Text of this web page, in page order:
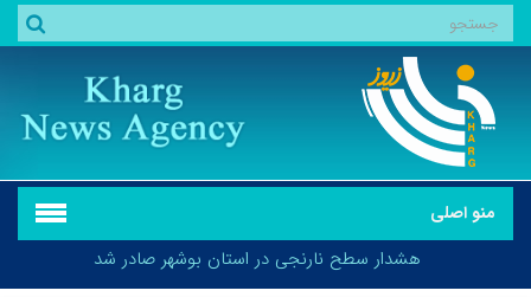
منو اصلی
هشدار سطح نارنجی در استان بوشهر صادر شد